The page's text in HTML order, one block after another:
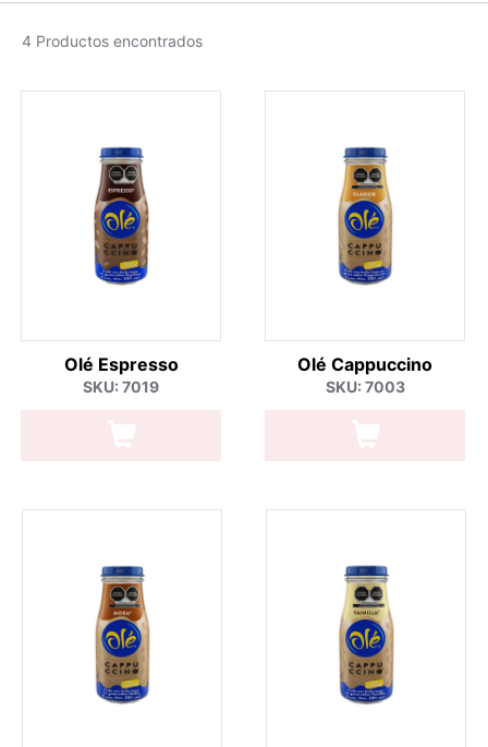
4 Productos encontrados
Olé Espresso
SKU: 7019
Olé Cappuccino
SKU: 7003